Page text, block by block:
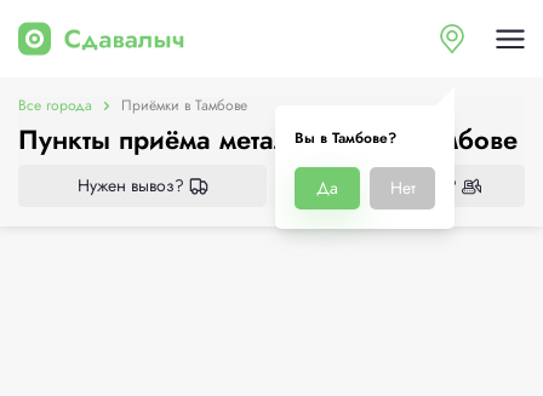
Вы в Тамбове?
Да Нет
Все города Приёмки в Тамбове
Пункты приёма металлолома в Тамбове
Нужен вывоз? Нужен демонтаж?